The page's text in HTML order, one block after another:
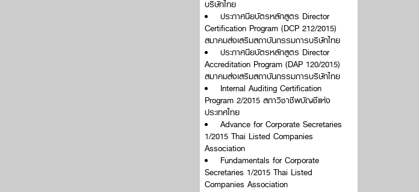
บริษัทไทย
ประกาศนียบัตรหลักสูตร Director
Certification Program (DCP 212/2015)
สมาคมส่งเสริมสถาบันกรรมการบริษัทไทย
ประกาศนียบัตรหลักสูตร Director
Accreditation Program (DAP 120/2015)
สมาคมส่งเสริมสถาบันกรรมการบริษัทไทย
Internal Auditing Certification
Program 2/2015 สภาวิชาชีพบัญชีแห่ง
ประเทศไทย
Advance for Corporate Secretaries
1/2015 Thai Listed Companies
Association
Fundamentals for Corporate
Secretaries 1/2015 Thai Listed
Companies Association